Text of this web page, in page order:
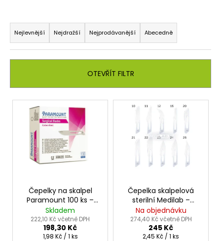
Ř
a
z
e
í
p
Nejlevnější Nejdražší Nejprodávanější Abecedně
OTEVŘÍT FILTR
V
Čepelky na skalpel
Paramount 100 ks –
sterilní čepelka pro
chirurgii
Skladem
222,10 Kč včetně DPH
198,30 Kč
Měrná
1,98 Kč / 1 ks
Čepelka skalpelová
sterilní Medilab –
velikost 10 - 25, ostrá a
přesná
Na objednávku
274,40 Kč včetně DPH
245 Kč
Měrná
2,45 Kč / 1 ks